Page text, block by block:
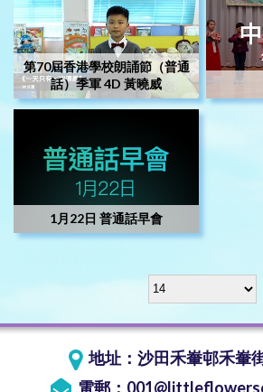
第70屆香港學校朗誦節（普通
話）季軍 4D 黃曉威
1月22日 普通話早會
地址： 沙田禾輋邨禾輋
電郵：